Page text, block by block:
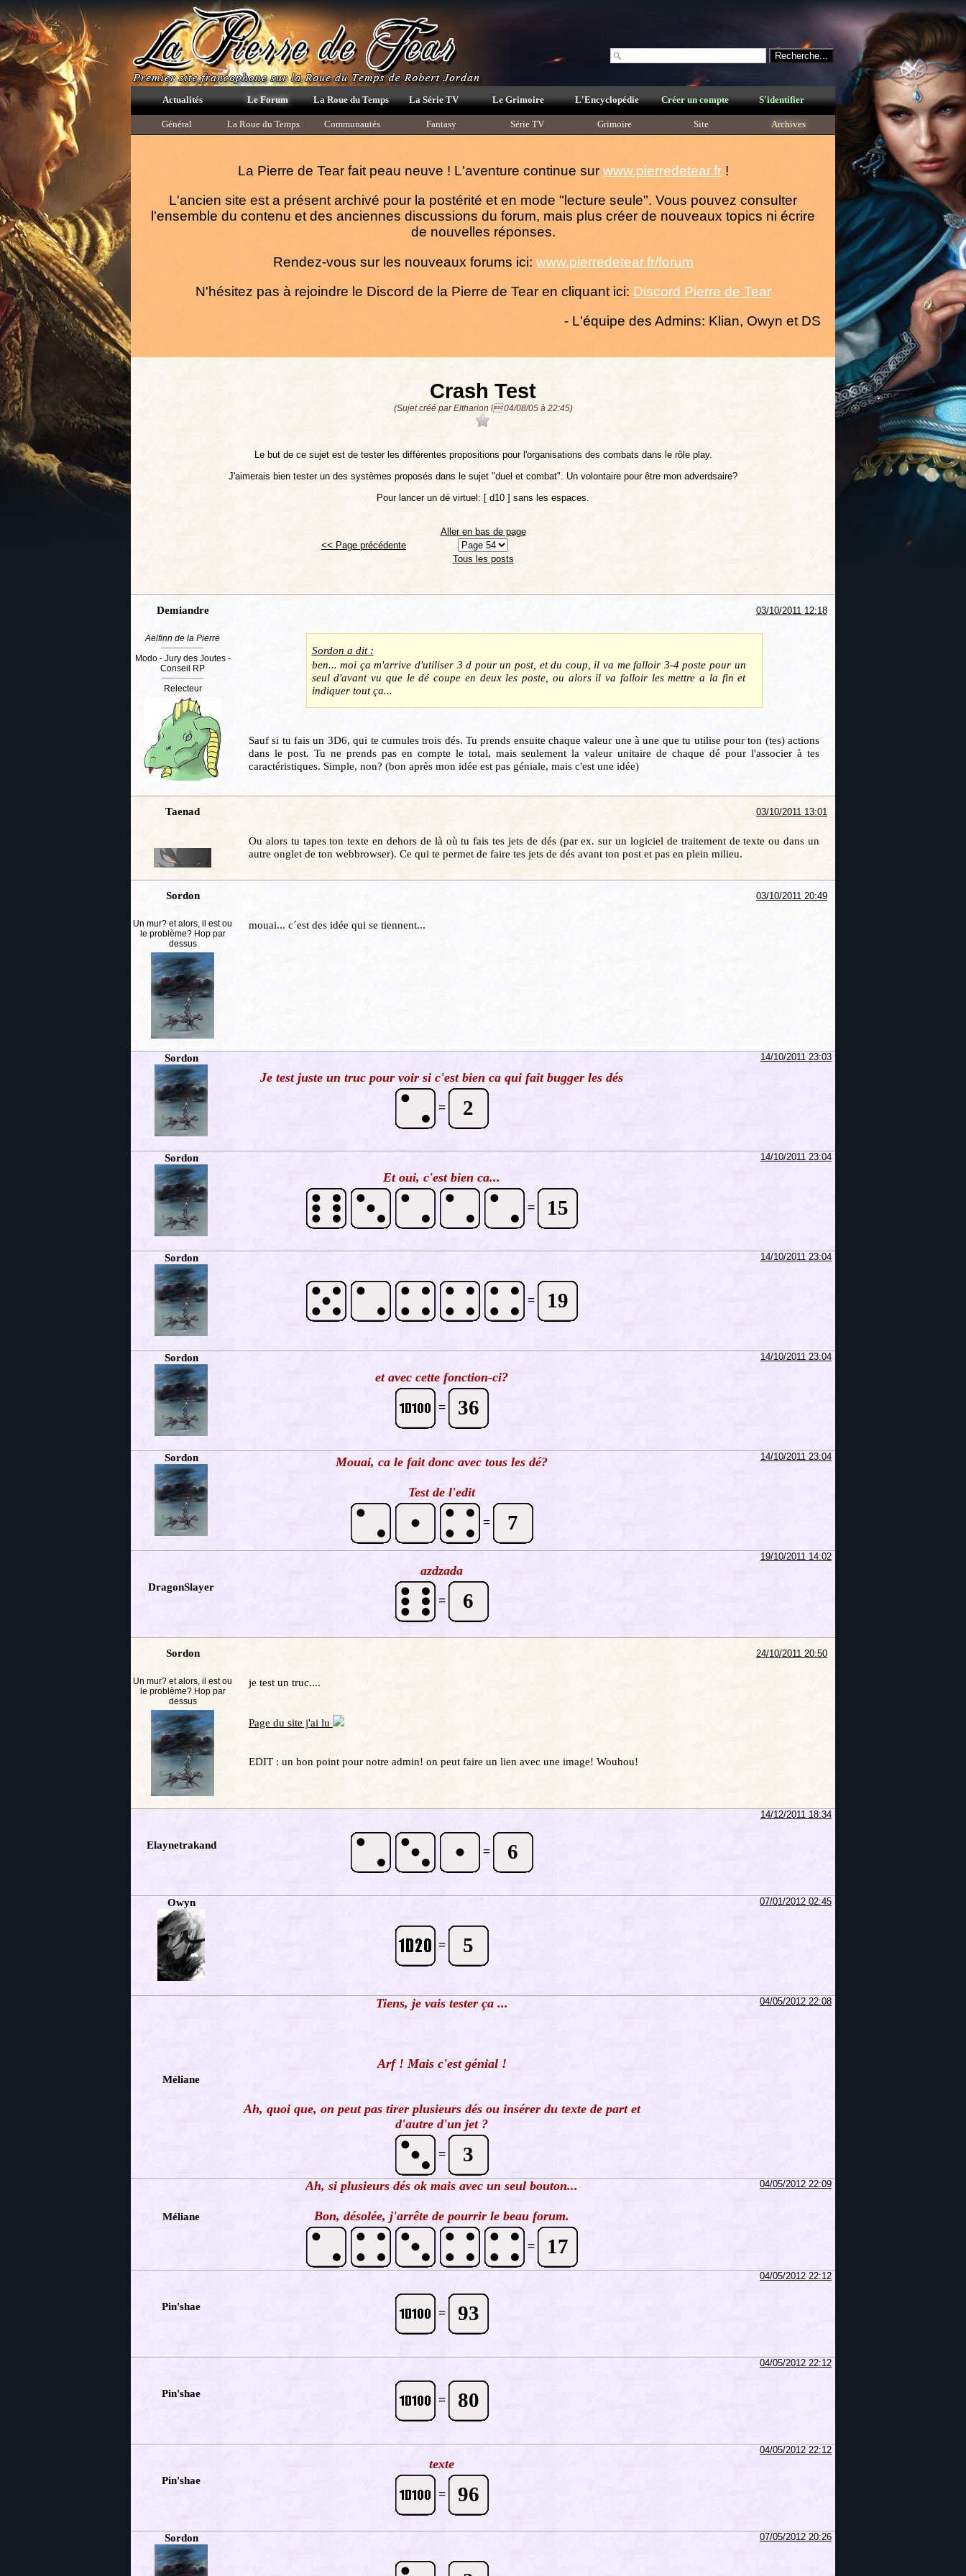
Actualités Le Forum La Roue du Temps La Série TV Le Grimoire L'Encyclopédie Créer un compte S'identifier
Général La Roue du Temps Communautés Fantasy Série TV Grimoire Site Archives
La Pierre de Tear fait peau neuve ! L'aventure continue sur www.pierredetear.fr!
L'ancien site est a présent archivé pour la postérité et en mode "lecture seule". Vous pouvez consulter
l'ensemble du contenu et des anciennes discussions du forum, mais plus créer de nouveaux topics ni écrire
de nouvelles réponses.
Rendez-vous sur les nouveaux forums ici: www.pierredetear.fr/forum
N'hésitez pas à rejoindre le Discord de la Pierre de Tear en cliquant ici: Discord Pierre de Tear
- L'équipe des Admins: Klian, Owyn et DS
Crash Test
(Sujet créé par Eltharion l 04/08/05 à 22:45)
Le but de ce sujet est de tester les différentes propositions pour l'organisations des combats dans le rôle play.
J'aimerais bien tester un des systèmes proposés dans le sujet "duel et combat". Un volontaire pour être mon adverdsaire?
Pour lancer un dé virtuel: [ d10 ] sans les espaces.
Aller en bas de page
<< Page précédente
Tous les posts
Demiandre 03/10/2011 12:18
Aelfinn de la Pierre
Modo - Jury des Joutes -
Conseil RP
Relecteur
Sordon a dit :
ben... moi ça m'arrive d'utiliser 3 d pour un post, et du coup, il va me falloir 3-4 poste pour un
seul d'avant vu que le dé coupe en deux les poste, ou alors il va falloir les mettre a la fin et
indiquer tout ça...
Sauf si tu fais un 3D6, qui te cumules trois dés. Tu prends ensuite chaque valeur une à une que tu utilise pour ton (tes) actions
dans le post. Tu ne prends pas en compte le total, mais seulement la valeur unitaire de chaque dé pour l'associer à tes
caractéristiques. Simple, non? (bon après mon idée est pas géniale, mais c'est une idée)
Taenad 03/10/2011 13:01
Ou alors tu tapes ton texte en dehors de là où tu fais tes jets de dés (par ex. sur un logiciel de traitement de texte ou dans un
autre onglet de ton webbrowser). Ce qui te permet de faire tes jets de dés avant ton post et pas en plein milieu.
Sordon 03/10/2011 20:49
Un mur? et alors, il est ou
le problème? Hop par
dessus
mouai... c´est des idée qui se tiennent...
Sordon
Je test juste un truc pour voir si c'est bien ca qui fait bugger les dés
= 2
14/10/2011 23:03
Sordon
Et oui, c'est bien ca...
= 15
14/10/2011 23:04
Sordon
= 19
14/10/2011 23:04
Sordon
et avec cette fonction-ci?
= 36
14/10/2011 23:04
Sordon Mouai, ca le fait donc avec tous les dé?
Test de l'edit
= 7
14/10/2011 23:04
DragonSlayer
azdzada
= 6
19/10/2011 14:02
Sordon 24/10/2011 20:50
Un mur? et alors, il est ou
le problème? Hop par
dessus
je test un truc....
Page du site j'ai lu
EDIT : un bon point pour notre admin! on peut faire un lien avec une image! Wouhou!
Elaynetrakand = 6
14/12/2011 18:34
Owyn
= 5
07/01/2012 02:45
Méliane
Tiens, je vais tester ça ...
Arf ! Mais c'est génial !
Ah, quoi que, on peut pas tirer plusieurs dés ou insérer du texte de part et
d'autre d'un jet ?
= 3
04/05/2012 22:08
Méliane
Ah, si plusieurs dés ok mais avec un seul bouton...
Bon, désolée, j'arrête de pourrir le beau forum.
= 17
04/05/2012 22:09
Pin'shae = 93
04/05/2012 22:12
Pin'shae = 80
04/05/2012 22:12
Pin'shae
texte
= 96
04/05/2012 22:12
Sordon 07/05/2012 20:26